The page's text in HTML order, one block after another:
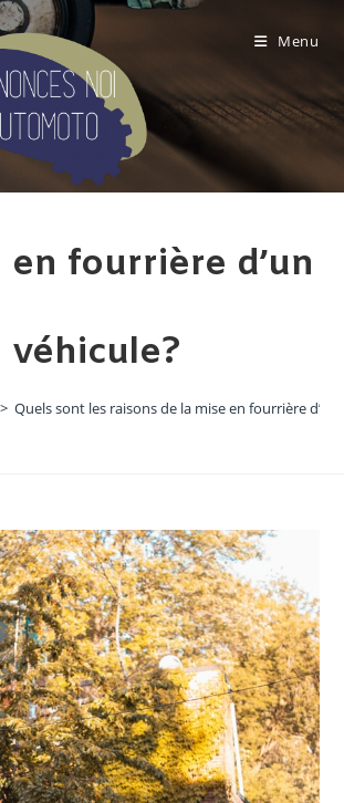
Menu
les raisons de
en fourrière d’un
véhicule?
> Quels sont les raisons de la mise en fourrière d’un